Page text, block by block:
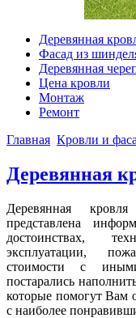
Деревянная
Фасад из
Деревянная
Цена кровли
Монтаж
Ремонт
Главная Кровли и
Деревянная
Деревянная
представлена
достоинствах,
эксплуатации,
стоимости с
постарались
которые помогут Вам
с наиболее